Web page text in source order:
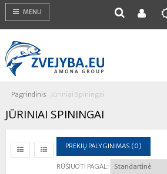
MENU
Pagrindinis Jūriniai Spiningai
JŪRINIAI SPININGAI
PREKIŲ PALYGINIMAS (0)
RŪŠIUOTI PAGAL: